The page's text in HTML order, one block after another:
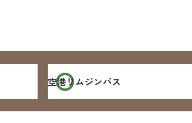
空港リムジンバス